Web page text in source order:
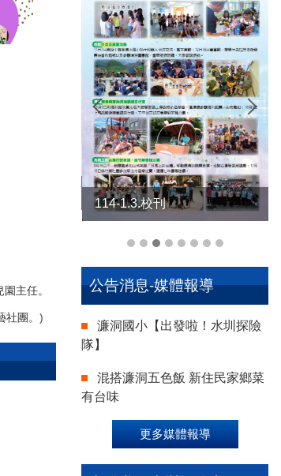
主任。
社團。)
114-1.3.校刊
公告消息-媒體報導
濂洞國小【出發啦！水圳探險
隊】
混搭濂洞五色飯 新住民家鄉菜
有台味
更多媒體報導